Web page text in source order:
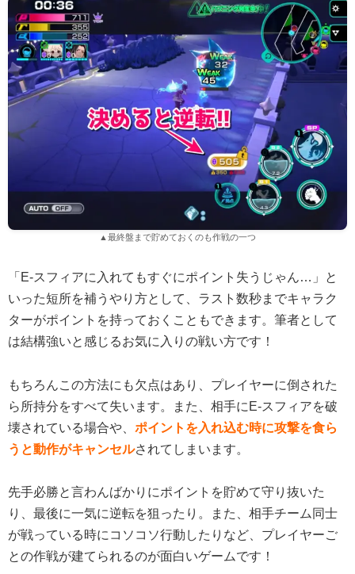
▲最終盤まで貯めておくのも作戦の一つ
「E-スフィアに入れてもすぐにポイント失うじゃん…」と
いった短所を補うやり方として、ラスト数秒までキャラク
ターがポイントを持っておくこともできます。筆者として
は結構強いと感じるお気に入りの戦い方です！
もちろんこの方法にも欠点はあり、プレイヤーに倒された
ら所持分をすべて失います。また、相手にE-スフィアを破
壊されている場合や、 ポイントを入れ込む時に攻撃を食ら
うと動作がキャンセルされてしまいます。
先手必勝と言わんばかりにポイントを貯めて守り抜いた
り、最後に一気に逆転を狙ったり。また、相手チーム同士
が戦っている時にコソコソ行動したりなど、プレイヤーご
との作戦が建てられるのが面白いゲームです！